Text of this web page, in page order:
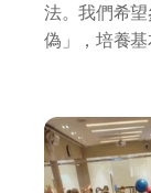
法。我們希
偽」，培養基
一
AI